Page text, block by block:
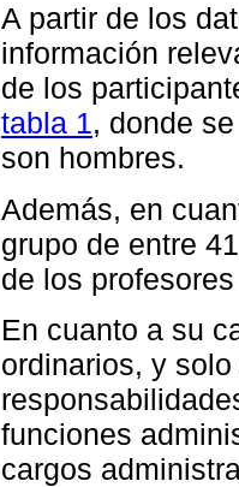
A partir de los
información
de los
tabla 1, donde
son hombres.
Además, en
grupo de entre
de los
En cuanto a su
ordinarios, y
funciones
cargos